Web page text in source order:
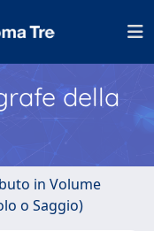
della
in Volume
o Saggio)